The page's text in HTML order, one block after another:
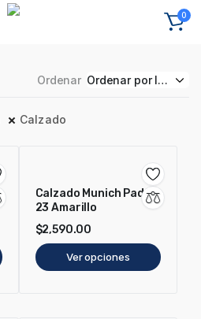
0
Ordenar
Calzado
Calzado Munich Pad X
23 Amarillo
$2,590.00
Ver opciones